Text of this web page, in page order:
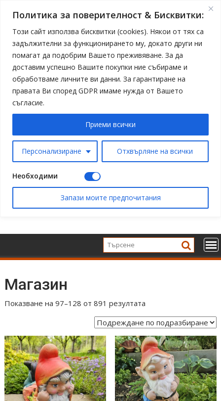
Политика за поверителност & Бисквитки:
Този сайт използва бисквитки (cookies). Някои от тях са
задължителни за функционирането му, докато други ни
помагат да подобрим Вашето преживяване. За да
доставим успешно Вашите покупки ние събираме и
обработваме личните ви данни. За гарантиране на
правата Ви според GDPR имаме нужда от Вашето
съгласие.
Персонализиране Отхвърляне на всички
Приеми всички
Необходими
Запази моите предпочитания
to
Магазин
Показване на 97–128 от 891 резултата